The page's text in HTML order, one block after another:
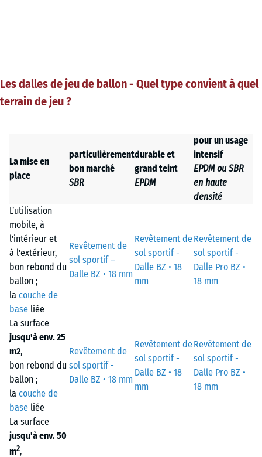
Les dalles de jeu de ballon - Quel type convient à quel
terrain de jeu ?
La mise en
place
particulièrement
bon marché
SBR
durable et
grand teint
EPDM
pour un usage
intensif
EPDM ou SBR
en haute
densité
L’utilisation
mobile, à
l'intérieur et
à l'extérieur,
bon rebond du
ballon ;
la couche de
base liée
Revêtement de
sol sportif –
Dalle BZ • 18 mm
Revêtement de
sol sportif -
Dalle BZ • 18
mm
Revêtement de
sol sportif -
Dalle Pro BZ •
18 mm
La surface
jusqu'à env. 25
m2,
bon rebond du
ballon ;
la couche de
base liée
Revêtement de
sol sportif -
Dalle BZ • 18 mm
Revêtement de
sol sportif -
Dalle BZ • 18
mm
Revêtement de
sol sportif -
Dalle Pro BZ •
18 mm
La surface
jusqu'à env. 50
m2,